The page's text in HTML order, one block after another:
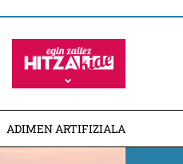
ADIMEN ARTIFIZIALA